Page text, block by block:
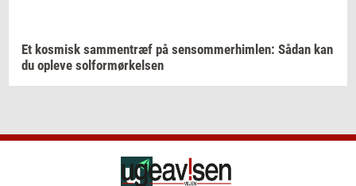
Et kos­misk sam­men­træf på sen­som­mer­him­len: Sådan kan
du op­le­ve sol­for­mør­kel­sen